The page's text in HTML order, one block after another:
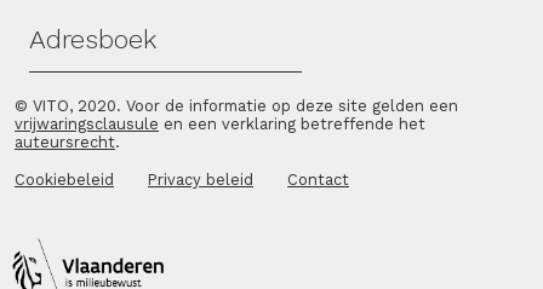
Adresboek
© VITO, 2020. Voor de informatie op deze site gelden een
vrijwaringsclausule en een verklaring betreffende het
auteursrecht.
Cookiebeleid Privacy beleid Contact